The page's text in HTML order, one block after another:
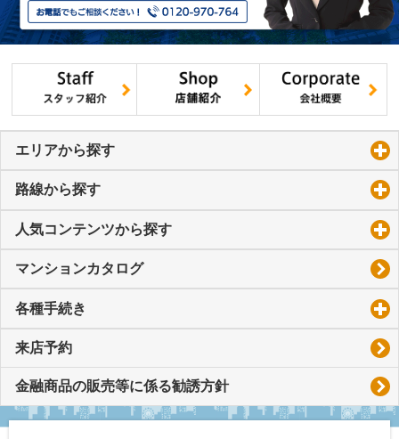
エリアから探す
路線から探す
人気コンテンツから探す
マンションカタログ
各種手続き
来店予約
金融商品の販売等に係る勧誘方針